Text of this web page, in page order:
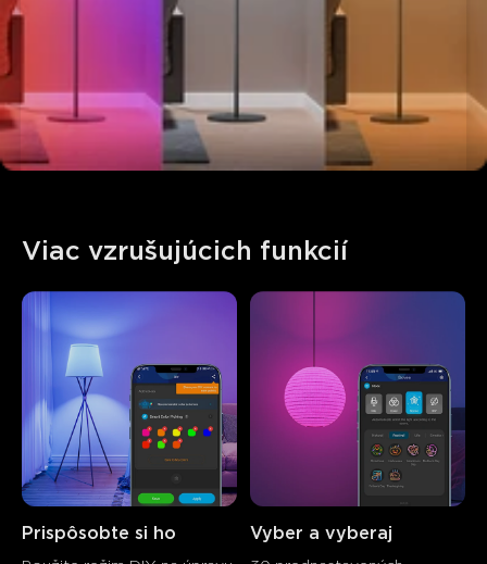
Viac vzrušujúcich funkcií
Prispôsobte si ho Vyber a vyberaj